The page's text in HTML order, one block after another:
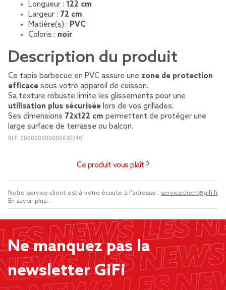
Longueur : 122 cm
Largeur : 72 cm
Matière(s) : PVC
Coloris : noir
Description du produit
Ce tapis barbecue en PVC assure une zone de protection
efficace sous votre appareil de cuisson.
Sa texture robuste limite les glissements pour une
utilisation plus sécurisée lors de vos grillades.
Ses dimensions 72x122 cm permettent de protéger une
large surface de terrasse ou balcon.
REF. 000000000000635240
Ce produit vous plaît ?
Notre service client est à votre écoute à l'adresse : serviceclient@gifi.fr
En savoir plus...
Ne manquez pas la
newsletter GiFi